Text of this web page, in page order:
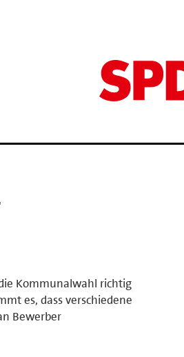
Kommunalwahl richtig
es, dass verschiedene
Bewerber